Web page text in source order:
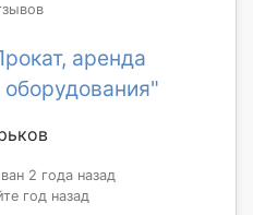
аренда
2 года назад
год назад